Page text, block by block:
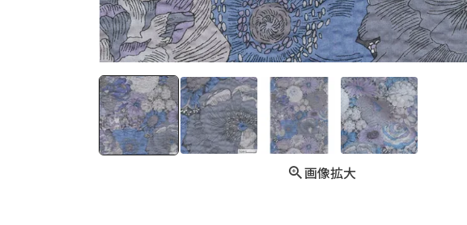
画像拡大